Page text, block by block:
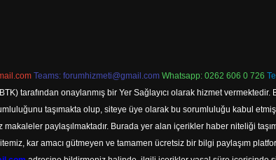
Teams: forumhizmeti@gmail.com Whatsapp: 0262 606 0 726
tarafından onaylanmış bir Yer Sağlayıcı olarak hizmet
taşımakta olup, siteye üye olarak bu sorumluluğu kabul
makaleler paylaşılmaktadır. Burada yer alan içerikler haber niteliği
kar amacı gütmeyen ve tamamen ücretsiz bir bilgi paylaşım